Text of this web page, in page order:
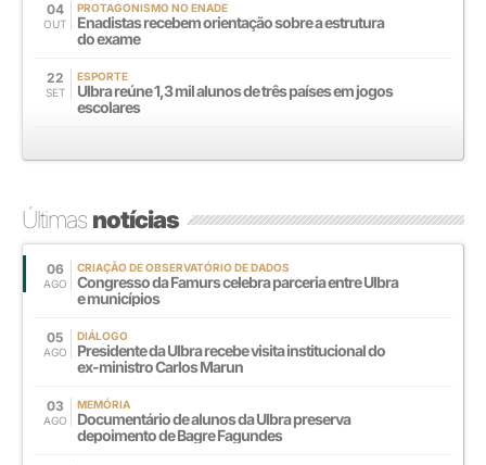
04
OUT
PROTAGONISMO NO ENADE
Enadistas recebem orientação sobre a estrutura
do exame
22
SET
ESPORTE
Ulbra reúne 1,3 mil alunos de três países em jogos
escolares
Últimasnotícias
06
AGO
CRIAÇÃO DE OBSERVATÓRIO DE DADOS
Congresso da Famurs celebra parceria entre Ulbra
e municípios
05
AGO
DIÁLOGO
Presidente da Ulbra recebe visita institucional do
ex-ministro Carlos Marun
03
AGO
MEMÓRIA
Documentário de alunos da Ulbra preserva
depoimento de Bagre Fagundes